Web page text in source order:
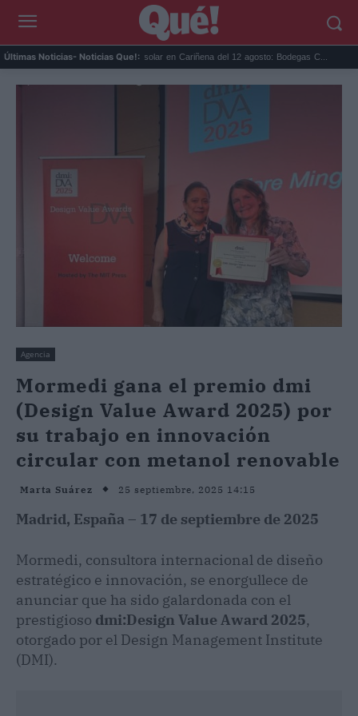
Últimas Noticias- Noticias Que!:
Ri... Eclipse solar en Cariñena del 12 agosto: Bodegas C... Las
Agencia
Mormedi gana el premio dmi
(Design Value Award 2025) por
su trabajo en innovación
circular con metanol renovable
Marta Suárez 25 septiembre, 2025 14:15
Madrid, España – 17 de septiembre de 2025
Mormedi, consultora internacional de diseño
estratégico e innovación, se enorgullece de
anunciar que ha sido galardonada con el
prestigioso dmi:Design Value Award 2025,
otorgado por el Design Management Institute
(DMI).